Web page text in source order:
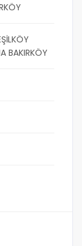
BAKIRKÖY